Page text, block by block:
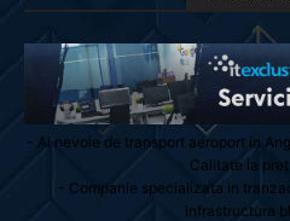
- Ai nevoie de transport aeroport in
Calitate la
- Companie specializata in
infrastructura